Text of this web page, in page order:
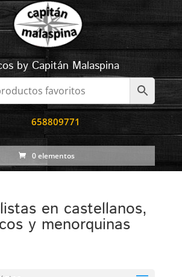
by Capitán Malaspina
658809771
0 elementos
en castellanos,
y menorquinas